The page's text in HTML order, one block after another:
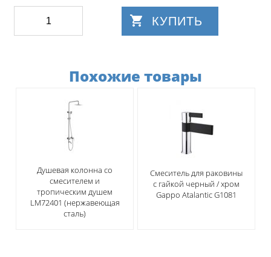
КУПИТЬ
Похожие товары
Душевая колонна со
смесителем и
тропическим душем
LM72401 (нержавеющая
сталь)
Смеситель для раковины
с гайкой черный / хром
Gappo Atalantic G1081